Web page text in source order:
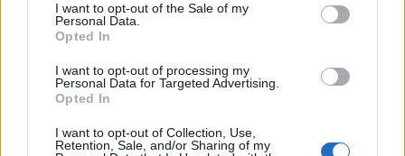
I want to opt-out of the Sale of my
Personal Data.
Opted In
I want to opt-out of processing my
Personal Data for Targeted Advertising.
Opted In
I want to opt-out of Collection, Use,
Retention, Sale, and/or Sharing of my
2025-01-27
Esonero dal versamento dei contributi previdenziali
indeterminato nel bienni
inps
31.887 euro
2024-10-25